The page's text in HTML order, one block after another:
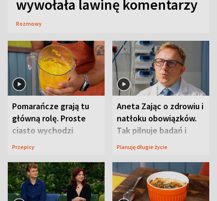
wywołała lawinę komentarzy
Rozmowy
Pomarańcze grają tu
główną rolę. Proste
ciasto wychodzi
wyjątkowo wilgotne
Przepisy
Aneta Zając o zdrowiu i
natłoku obowiązków.
Tak pilnuje badań i
wizyt
Planuję długie życie